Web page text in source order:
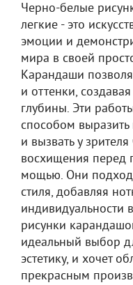
Черно-белые
легкие - это
эмоции и
мира в своей
Карандаши
и оттенки,
глубины. Эти
способом
и вызвать у
восхищения перед
мощью. Они
стиля, добавляя
индивидуальности
рисунки
идеальный выбор
эстетику, и хочет
прекрасным